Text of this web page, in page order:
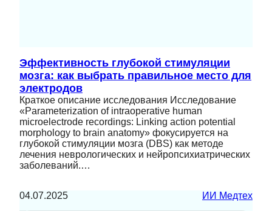
Эффективность глубокой стимуляции
мозга: как выбрать правильное место для
электродов
Краткое описание исследования Исследование
«Parameterization of intraoperative human
microelectrode recordings: Linking action potential
morphology to brain anatomy» фокусируется на
глубокой стимуляции мозга (DBS) как методе
лечения неврологических и нейропсихиатрических
заболеваний.…
04.07.2025 ИИ Медтех